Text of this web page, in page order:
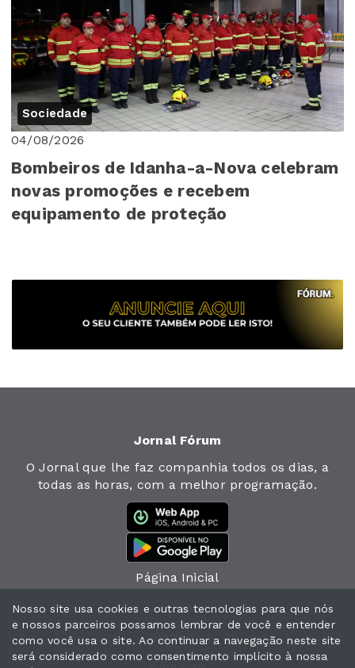
Sociedade
04/08/2026
Bombeiros de Idanha-a-Nova celebram
novas promoções e recebem
equipamento de proteção
Jornal Fórum
O Jornal que lhe faz companhia todos os dias, a
todas as horas, com a melhor programação.
Página Inicial
Jornal
Notícias
Nosso site usa cookies e outras tecnologias para que nós
e nossos parceiros possamos lembrar de você e entender
como você usa o site. Ao continuar a navegação neste site
será considerado como consentimento implícito à nossa